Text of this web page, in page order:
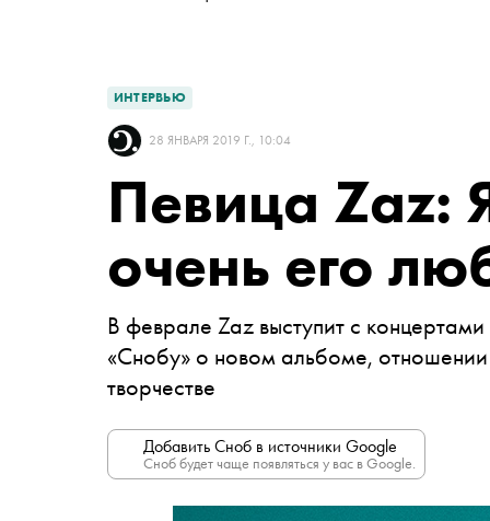
ИНТЕРВЬЮ
28 ЯНВАРЯ 2019 Г., 10:04
Певица Zaz:
очень его
В феврале Zaz выступит с
«Снобу» о новом альбоме,
творчестве
Добавить Сноб в источники Google
Сноб будет чаще появляться у вас в Google.